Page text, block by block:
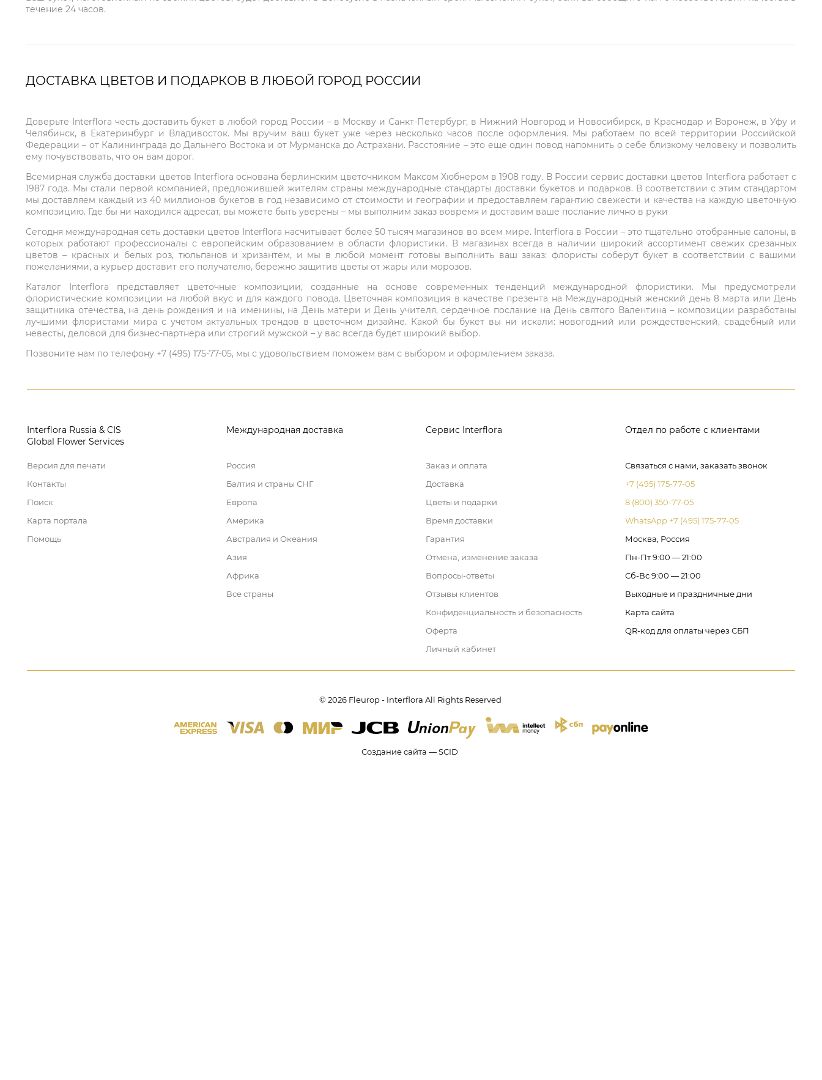
течение 24 часов.
ДОСТАВКА ЦВЕТОВ И ПОДАРКОВ В ЛЮБОЙ ГОРОД РОССИИ
Доверьте Interflora честь доставить букет в любой город России – в Москву и Санкт-Петербург, в Нижний Новгород и Новосибирск, в Краснодар и Воронеж, в Уфу и
Челябинск, в Екатеринбург и Владивосток. Мы вручим ваш букет уже через несколько часов после оформления. Мы работаем по всей территории Российской
Федерации – от Калининграда до Дальнего Востока и от Мурманска до Астрахани. Расстояние – это еще один повод напомнить о себе близкому человеку и позволить
ему почувствовать, что он вам дорог.
Всемирная служба доставки цветов Interflora основана берлинским цветочником Максом Хюбнером в 1908 году. В России сервис доставки цветов Interflora работает с
1987 года. Мы стали первой компанией, предложившей жителям страны международные стандарты доставки букетов и подарков. В соответствии с этим стандартом
мы доставляем каждый из 40 миллионов букетов в год независимо от стоимости и географии и предоставляем гарантию свежести и качества на каждую цветочную
композицию. Где бы ни находился адресат, вы можете быть уверены – мы выполним заказ вовремя и доставим ваше послание лично в руки
Сегодня международная сеть доставки цветов Interflora насчитывает более 50 тысяч магазинов во всем мире. Interflora в России – это тщательно отобранные салоны, в
которых работают профессионалы с европейским образованием в области флористики. В магазинах всегда в наличии широкий ассортимент свежих срезанных
цветов – красных и белых роз, тюльпанов и хризантем, и мы в любой момент готовы выполнить ваш заказ: флористы соберут букет в соответствии с вашими
пожеланиями, а курьер доставит его получателю, бережно защитив цветы от жары или морозов.
Каталог Interflora представляет цветочные композиции, созданные на основе современных тенденций международной флористики. Мы предусмотрели
флористические композиции на любой вкус и для каждого повода. Цветочная композиция в качестве презента на Международный женский день 8 марта или День
защитника отечества, на день рождения и на именины, на День матери и День учителя, сердечное послание на День святого Валентина – композиции разработаны
лучшими флористами мира с учетом актуальных трендов в цветочном дизайне. Какой бы букет вы ни искали: новогодний или рождественский, свадебный или
невесты, деловой для бизнес-партнера или строгий мужской – у вас всегда будет широкий выбор.
Позвоните нам по телефону +7 (495) 175-77-05, мы с удовольствием поможем вам с выбором и оформлением заказа.
Interflora Russia & CIS
Global Flower Services
Версия для печати
Контакты
Поиск
Карта портала
Помощь
Международная доставка
Россия
Балтия и страны СНГ
Европа
Америка
Австралия и Океания
Азия
Африка
Все страны
Сервис Interflora
Заказ и оплата
Доставка
Цветы и подарки
Время доставки
Гарантия
Отмена, изменение заказа
Вопросы-ответы
Отзывы клиентов
Конфиденциальность и безопасность
Оферта
Личный кабинет
Отдел по работе с клиентами
Связаться с нами, заказать звонок
+7 (495) 175-77-05
8 (800) 350-77-05
WhatsApp +7 (495) 175-77-05
Москва, Россия
Пн-Пт 9:00 — 21:00
Сб-Вс 9:00 — 21:00
Выходные и праздничные дни
Карта сайта
QR-код для оплаты через СБП
© 2026 Fleurop - Interflora All Rights Reserved
Создание сайта — SCID